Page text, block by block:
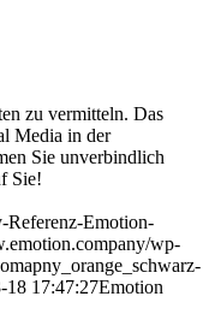
zu vermitteln. Das
Media in der
Sie unverbindlich
Sie!
Referenz-Emotion-
wp-
18 17:47:27Emotion